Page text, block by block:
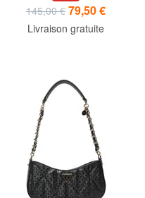
145,00 € 79,50 €
Livraison gratuite